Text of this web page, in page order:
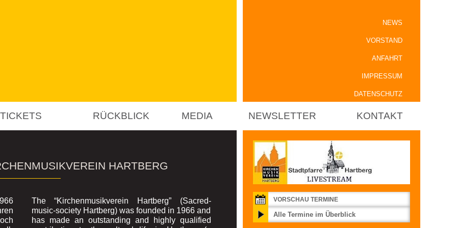
NEWS
VORSTAND
ANFAHRT
IMPRESSUM
DATENSCHUTZ
RÜCKBLICK MEDIA NEWSLETTER KONTAKT
HARTBERG
The “Kirchenmusikverein Hartberg” (Sacred-
music-society Hartberg) was founded in 1966 and
has made an outstanding and highly qualified
VORSCHAU TERMINE
Alle Termine im Überblick